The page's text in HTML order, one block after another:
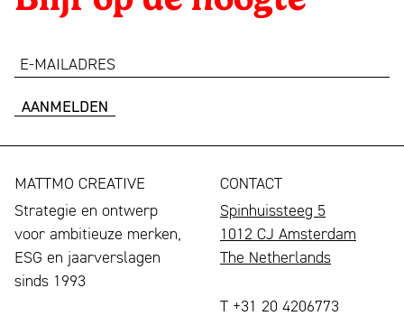
e-
MATTMO CREATIVE
Strategie en ontwerp
voor ambitieuze merken,
ESG en jaarverslagen
sinds 1993
CONTACT
Spinhuissteeg 5
1012 CJ Amsterdam
The Netherlands
T +31 20 4206773